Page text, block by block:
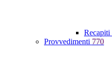
Recapiti
Provvedimenti 770